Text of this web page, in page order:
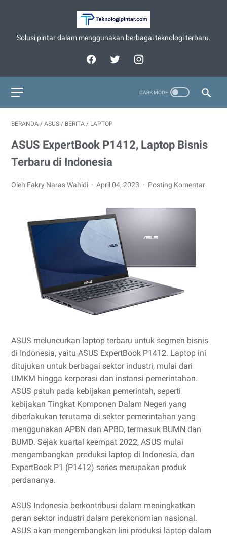
Solusi pintar dalam menggunakan berbagai teknologi terbaru.
BERANDA / ASUS / BERITA / LAPTOP
ASUS ExpertBook P1412, Laptop Bisnis
Terbaru di Indonesia
Oleh Fakry Naras Wahidi April 04, 2023 Posting Komentar
ASUS meluncurkan laptop terbaru untuk segmen bisnis
di Indonesia, yaitu ASUS ExpertBook P1412. Laptop ini
ditujukan untuk berbagai sektor industri, mulai dari
UMKM hingga korporasi dan instansi pemerintahan.
ASUS patuh pada kebijakan pemerintah, seperti
kebijakan Tingkat Komponen Dalam Negeri yang
diberlakukan terutama di sektor pemerintahan yang
menggunakan APBN dan APBD, termasuk BUMN dan
BUMD. Sejak kuartal keempat 2022, ASUS mulai
mengembangkan produksi laptop di Indonesia, dan
ExpertBook P1 (P1412) series merupakan produk
perdananya.
ASUS Indonesia berkontribusi dalam meningkatkan
peran sektor industri dalam perekonomian nasional.
ASUS akan mengembangkan lini produksi laptop dalam